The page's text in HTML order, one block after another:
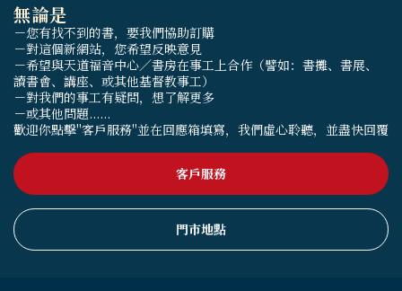
無論是
－您有找不到的書，要我們協助訂購
－對這個新網站，您希望反映意見
－希望與天道福音中心／書房在事工上合作（譬如：書攤、書展、
讀書會、講座、或其他基督教事工）
－對我們的事工有疑問，想了解更多
－或其他問題......
歡迎你點擊"客戶服務"並在回應箱填寫，我們虛心聆聽，並盡快回覆
客戶服務
門市地點